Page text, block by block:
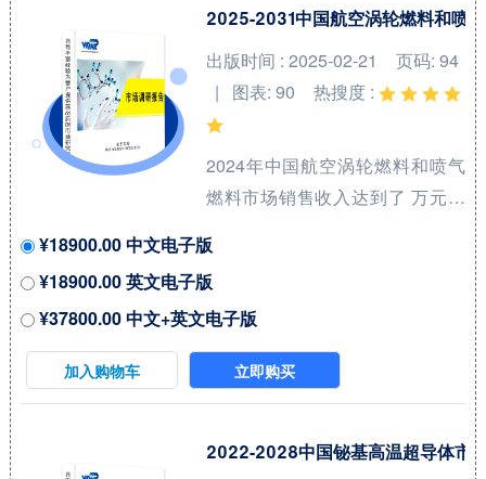
将达到 %。 全球水电解制氢催化
Production from Water
Electrolysis）核心厂商包括田中
贵金属集团和庄信万丰等，前两
大厂商占有全球大约7...
2025-2031中国航空涡轮燃料和喷
出版时间 : 2025-02-21
页码: 94
| 图表: 90
热搜度 :
2024年中国航空涡轮燃料和喷气
燃料市场销售收入达到了 万元，
2025-2031期间年复合增长率
(CAGR)为 %。本研究项目旨在梳
理航空涡轮燃料和喷气燃料领域
产品系列，洞悉行业特点、市场
存量空间及增量空间，并结合市
喷气燃料领域内各类竞争者所处
¥18900.00 中文电子版
¥18900.00 英文电子版
¥37800.00 中文+英文电子版
加入购物车 立即购买
2022-2028中国铋基高温超导体市